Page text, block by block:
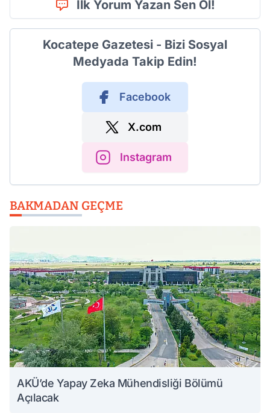
İlk Yorum Yazan Sen Ol!
Kocatepe Gazetesi - Bizi Sosyal
Medyada Takip Edin!
Facebook
X.com
Instagram
BAKMADAN GEÇME
AKÜ’de Yapay Zeka Mühendisliği Bölümü
Açılacak